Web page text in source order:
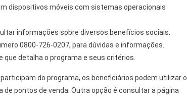
dispositivos móveis com sistemas operacionais
informações sobre diversos benefícios sociais.
0800-726-0207, para dúvidas e informações.
que detalha o programa e seus critérios.
do programa, os beneficiários podem utilizar o
pontos de venda. Outra opção é consultar a página